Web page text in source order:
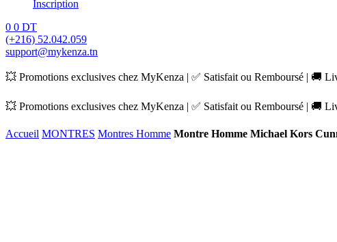
Inscription
0 0 DT
(+216) 52.042.059
support@mykenza.tn
💥 Promotions exclusives chez MyKenza | ✅ Satisfait ou Remboursé | 🚚
💥 Promotions exclusives chez MyKenza | ✅ Satisfait ou Remboursé | 🚚
Accueil MONTRES Montres Homme Montre Homme Michael Kors